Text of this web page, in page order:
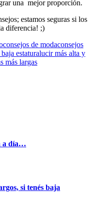
una mejor proporción.
estamos seguras si los
diferencia! ;)
consejos de modaconsejos
estaturalucir más alta y
más largas
a día…
si tenés baja